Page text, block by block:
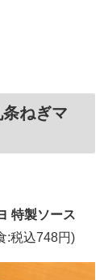
ねぎマ
特製ソース
:税込748円)